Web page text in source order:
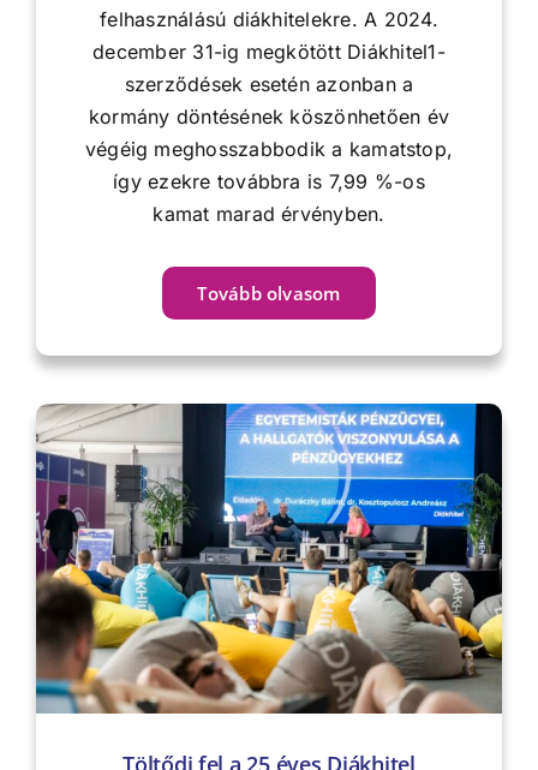
felhasználású diákhitelekre. A 2024.
december 31-ig megkötött Diákhitel1-
szerződések esetén azonban a
kormány döntésének köszönhetően év
végéig meghosszabbodik a kamatstop,
így ezekre továbbra is 7,99 %-os
kamat marad érvényben.
Tovább olvasom